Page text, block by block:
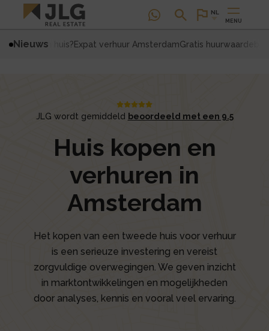
NL
MENU
Nieuws
ik mijn huis? Expat verhuur AmsterdamGratis
JLG wordt gemiddeld beoordeeld met een 9.5
Huis kopen en
verhuren in
Amsterdam
Het kopen van een tweede huis voor verhuur
is een serieuze investering en vereist
zorgvuldige overwegingen. We geven inzicht
in marktontwikkelingen en mogelijkheden
door analyses, kennis en vooral veel ervaring.